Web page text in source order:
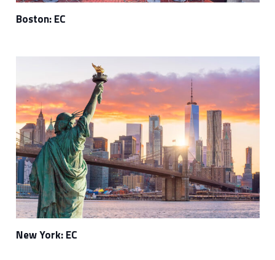
Boston: EC
New York: EC